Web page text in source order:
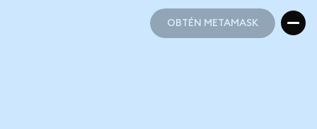
OBTÉN METAMASK